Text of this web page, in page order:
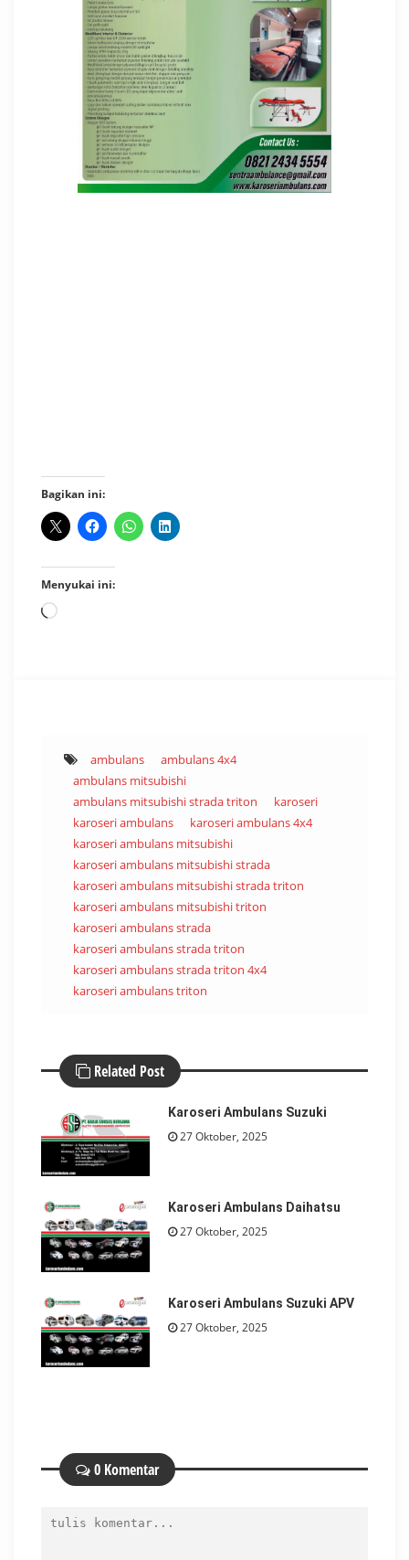
Bagikan ini:
Menyukai ini:
Memuat...
ambulans
ambulans 4x4
ambulans mitsubishi
ambulans mitsubishi strada triton
karoseri
karoseri ambulans
karoseri ambulans 4x4
karoseri ambulans mitsubishi
karoseri ambulans mitsubishi strada
karoseri ambulans mitsubishi strada triton
karoseri ambulans mitsubishi triton
karoseri ambulans strada
karoseri ambulans strada triton
karoseri ambulans strada triton 4x4
karoseri ambulans triton
Related Post
Karoseri Ambulans Suzuki
27 Oktober, 2025
Karoseri Ambulans Daihatsu
27 Oktober, 2025
Karoseri Ambulans Suzuki APV
27 Oktober, 2025
0 Komentar